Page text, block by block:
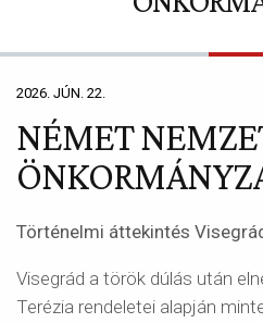
2026. JÚN. 22.
NÉMET
Történelmi áttekintés
Visegrád a török dúlás után
Terézia rendeletei alapján